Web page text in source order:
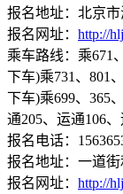
报名地址：北京市
报名网址： http://
乘车路线：乘671
下车)乘731、801
下车)乘699、365
通205、运通106
报名电话：
报名地址：一道
报名网址： http://